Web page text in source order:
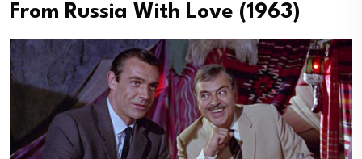
From Russia With Love (1963)